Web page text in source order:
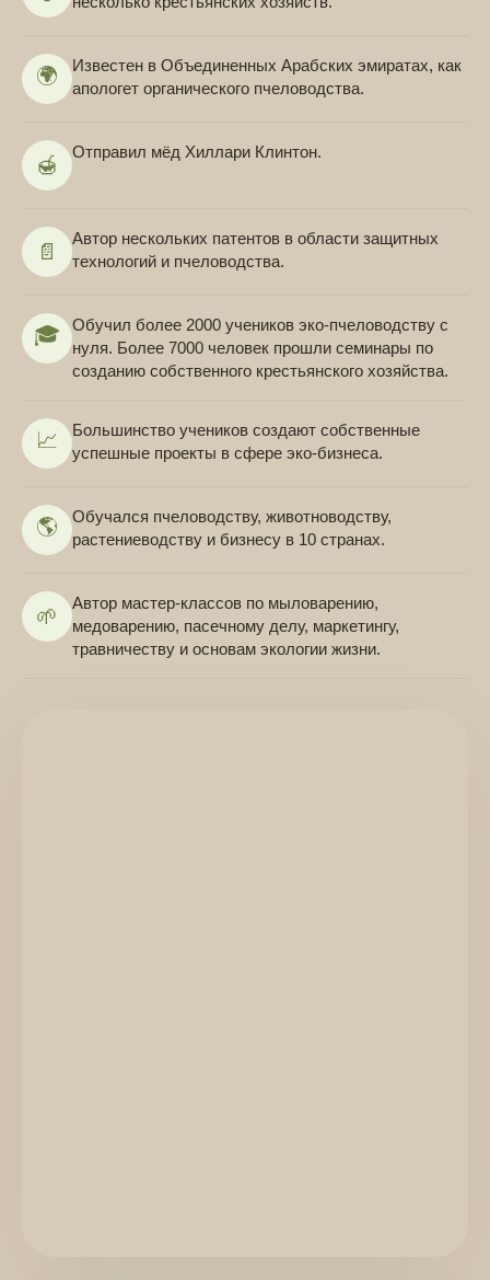
🌍
Известен в Объединенных Арабских эмиратах, как
апологет органического пчеловодства.
🍯
Отправил мёд Хиллари Клинтон.
📄
Автор нескольких патентов в области защитных
технологий и пчеловодства.
🎓
Обучил более 2000 учеников эко-пчеловодству с
нуля. Более 7000 человек прошли семинары по
созданию собственного крестьянского хозяйства.
📈
Большинство учеников создают собственные
успешные проекты в сфере эко-бизнеса.
🌎
Обучался пчеловодству, животноводству,
растениеводству и бизнесу в 10 странах.
🌱
Автор мастер-классов по мыловарению,
медоварению, пасечному делу, маркетингу,
травничеству и основам экологии жизни.